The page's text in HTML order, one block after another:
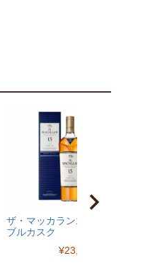
ザ・マッカラン15年 ダ
ブルカスク
¥23,100